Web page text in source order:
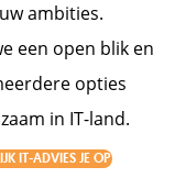
ambities.
een open blik en
opties
in IT-land.
IT-ADVIES JE OP